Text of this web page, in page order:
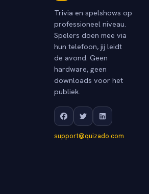
Trivia en spelshows op
professioneel niveau.
Spelers doen mee via
hun telefoon, jij leidt
de avond. Geen
hardware, geen
downloads voor het
publiek.
support@quizado.com